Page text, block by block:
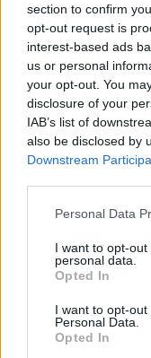
section to confirm
opt-out request is
interest-based ads
us or personal
your opt-out. You
disclosure of your
IAB’s list of
also be disclosed by
Downstream
Please note that this
not limited to your
grant or deny
use your data for
consent section.
Personal Data
I want to opt-
personal data.
Opted In
I want to opt-
Personal Data.
Opted In
Στην Κατηγορία:
ΕΜΒΟΛΙΑΣΜΟΙ